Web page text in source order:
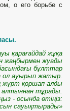
о его борьбе с
қарағайдай жұқа
жаңбырмен жуады
бұлттар
ол ауырып жатыр.
жұрт қоршап алды
алтыннан тұрады.
- осында өтіңіз:
сауықтырады»